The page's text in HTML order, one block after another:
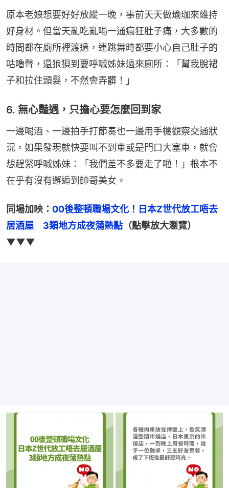
原本老娘想要好好放縱一晚，事前天天做瑜珈來維持
好身材。但當天亂吃亂喝一通瘋狂肚子痛，大多數的
時間都在廁所裡渡過，連跳舞時都要小心自己肚子的
咕嚕聲，還狼狽到要呼喊姊妹過來廁所：「幫我脫裙
子和拉住頭髮，不然會弄髒！」
6. 無心豔遇，只擔心要怎麼回到家
一邊喝酒、一邊拍手打節奏也一邊用手機觀察交通狀
況，如果發現就快要叫不到車或是門口大塞車，就會
想趕緊呼喊姊妹：「我們差不多要走了啦！」根本不
在乎有沒有邂逅到帥哥美女。
同場加映： 00後整頓職場文化！日本Z世代放工唔去
居酒屋　3類地方成夜蒲熱點 （點擊放大瀏覽）
▼▼▼